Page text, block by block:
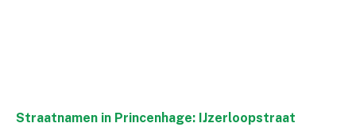
Straatnamen in Princenhage: IJzerloopstraat